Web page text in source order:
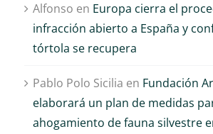
Alfonso en Europa cierra el
infracción abierto a España y
tórtola se recupera
Pablo Polo Sicilia en Fundación
elaborará un plan de medidas
ahogamiento de fauna silvestre